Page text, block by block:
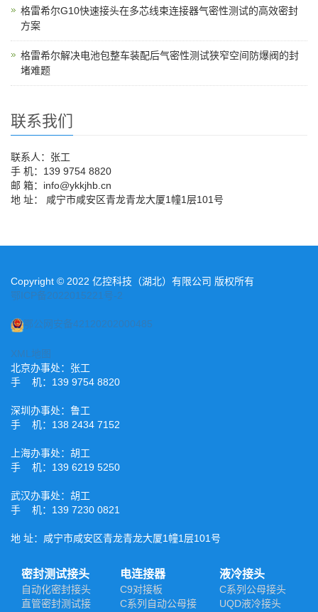
格雷希尔G10快速接头在多芯线束连接器气密性测试的高效密封
方案
格雷希尔解决电池包整车装配后气密性测试狭窄空间防爆阀的封
堵难题
联系我们
联系人：张工
手 机：139 9754 8820
邮 箱：info@ykkjhb.cn
地 址： 咸宁市咸安区青龙青龙大厦1幢1层101号
Copyright © 2022 亿控科技（湖北）有限公司 版权所有
鄂ICP备2022015221号-2
鄂公网安备42120202000485
XML地图
北京办事处：张工
手 机：139 9754 8820
深圳办事处：鲁工
手 机：138 2434 7152
上海办事处：胡工
手 机：139 6219 5250
武汉办事处：胡工
手 机：139 7230 0821
地 址：咸宁市咸安区青龙青龙大厦1幢1层101号
密封测试接头
自动化密封接头
直管密封测试接
电连接器
C9对接板
C系列自动公母接
液冷接头
C系列公母接头
UQD液冷接头